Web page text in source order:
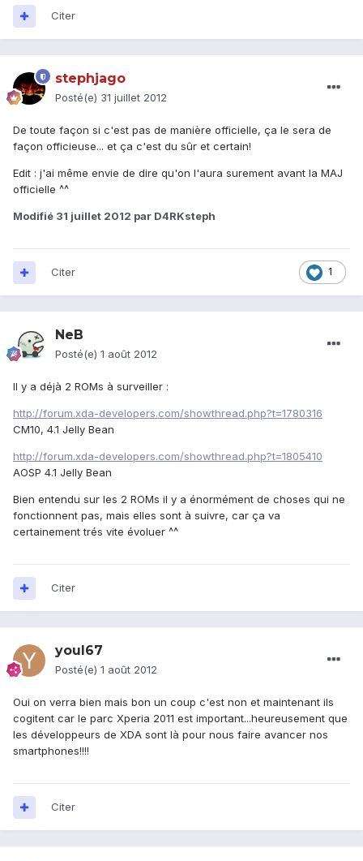
Citer
stephjago
Posté(e) 31 juillet 2012
De toute façon si c'est pas de manière officielle, ça le sera de
façon officieuse... et ça c'est du sûr et certain!
Edit : j'ai même envie de dire qu'on l'aura surement avant la MAJ
officielle ^^
Modifié 31 juillet 2012 par D4RKsteph
1
Citer
NeB
Posté(e) 1 août 2012
Il y a déjà 2 ROMs à surveiller :
http://forum.xda-developers.com/showthread.php?t=1780316
CM10, 4.1 Jelly Bean
http://forum.xda-developers.com/showthread.php?t=1805410
AOSP 4.1 Jelly Bean
Bien entendu sur les 2 ROMs il y a énormément de choses qui ne
fonctionnent pas, mais elles sont à suivre, car ça va
certainement trés vite évoluer ^^
Citer
youl67
Posté(e) 1 août 2012
Oui on verra bien mais bon un coup c'est non et maintenant ils
cogitent car le parc Xperia 2011 est important...heureusement que
les développeurs de XDA sont là pour nous faire avancer nos
smartphones!!!!
Citer